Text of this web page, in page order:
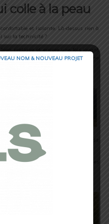
colle à la peau
et isolante. Là-dessus rien à
sur la technicité ?
pratique et encore une fois jouant
permet à la fois d’être une
isolation complète. Comme je l’ai dit
je trouve.
de frottements au niveau des
NOM & NOUVEAU PROJET